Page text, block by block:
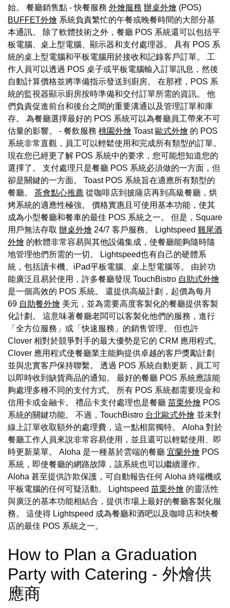
始。 餐廳銷售點 - 快餐服務 外燴服務 辦桌外燴 (POS)
BUFFET外燴 系統負責繁忙的午餐或晚餐時間的大部分基
本通訊。 除了軟體技術之外，餐廳 POS 系統還可以包括平
板電腦、桌上型電腦、顯示器和支付處理器。 具有 POS 系
統的桌上型電腦和平板電腦用於接收和記錄客戶訂單。 工
作人員可以透過 POS 桌子或平板電腦輸入訂單訊息，然後
自動計算價格並將準備指示發送到廚房。 在那裡，POS 系
統的監視器顯示廚房按時準備和交付訂單所需的資訊。 他
們負責促進前台和後台之間的重要溝通以及管理訂單和庫
存。 為餐廳選擇最好的 POS 系統可以為餐廳員工帶來不可
估量的影響。 - 餐飲服務 桃園外燴 Toast 歐式外燴 的 POS
系統非常直觀，員工可以輕鬆使用和完成所有類型的訂單。
現在您已經更了解 POS 系統中的要求，您可能想知道您的
選擇了。 支付處理只是餐廳 POS 系統必須做的一方面，但
卻是關鍵的一方面。 Toast POS 系統旨在適應所有類型的
餐廳。 茶會點心推薦 從咖啡店到披薩店再到高級餐廳，烘
烤系統的適應性極強。 價格實惠且可使用基本功能，使其
成為小型餐廳和餐車的最佳 POS 系統之一。 但是，Square
用戶無法存取 辦桌外燴 24/7 客戶服務。 Lightspeed 雞尾酒
外燴 的軟體非常容易與其他設備集成，使餐廳能夠隨時隨
地管理他們所需的一切。 Lightspeed也有自己的硬體系
統，包括讀卡機、iPad平板電腦、桌上型電腦等。 由於功
能廣泛且易於使用，許多餐廳發現 TouchBistro 自助式外燴
是一個高效的 POS 系統。 還提供高級計劃，起價為每月
69 自助餐外燴 美元，並為需要高度客製化的餐廳提供客製
化計劃。 這意味著餐廳老闆可以客製化他們的服務，進行
「全方位服務」或「快速服務」的銷售管理。 但也許
Clover 相對於競爭對手的最大優勢是它的 CRM 應用程式。
Clover 應用程式使餐廳業主能夠提供卓越的客戶獎勵計劃
並與忠實客戶保持聯繫。 透過 POS 系統自動更新，員工可
以即時收到缺貨商品的通知。 最好的餐廳 POS 系統應該能
夠處理多種不同的支付方式。 所有 POS 系統都需要現金和
信用卡或金融卡。 禮品卡支付處理也是餐廳 苗栗外燴 POS
系統的關鍵功能。 不過，TouchBistro 台北歐式外燴 並未對
線上訂單收取額外的處理費，這一點相當獨特。 Aloha 對於
餐廳工作人員來說非常容易使用，並且還可以輕鬆使用、即
時更新菜單。 Aloha 是一種基於雲端的餐廳 宜蘭外燴 POS
系統，即使餐廳的網路故障，該系統也可以繼續運作。
Aloha 甚至提供詐欺保護，可自動報告任何 Aloha 終端機或
平板電腦的任何可疑活動。 Lightspeed 苗栗外燴 的靈活性
與廣泛的基本功能相結合，提供市場上最好的餐廳客製化服
務。 這使得 Lightspeed 成為餐廳和酒吧以及咖啡店和快餐
店的最佳 POS 系統之一。
How to Plan a Graduation
Party with Catering - 外燴供
應商